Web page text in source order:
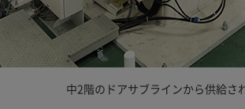
中2階のドアサブラインから供給さ